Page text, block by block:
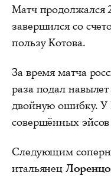
Матч продолжался
завершился со
пользу Котова.
За время матча
раза подал
двойную ошибку. У
совершённых
Следующим
итальянец